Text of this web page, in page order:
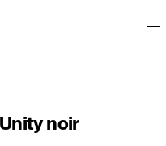
noir